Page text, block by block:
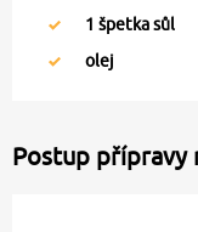
1 špetka sůl
olej
Postup přípravy